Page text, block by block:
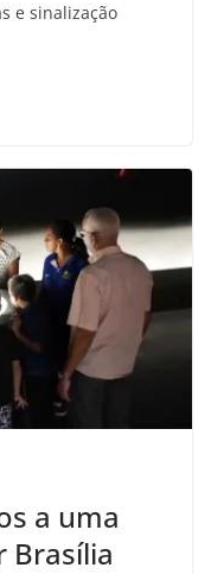
e sinalização
a uma
Brasília